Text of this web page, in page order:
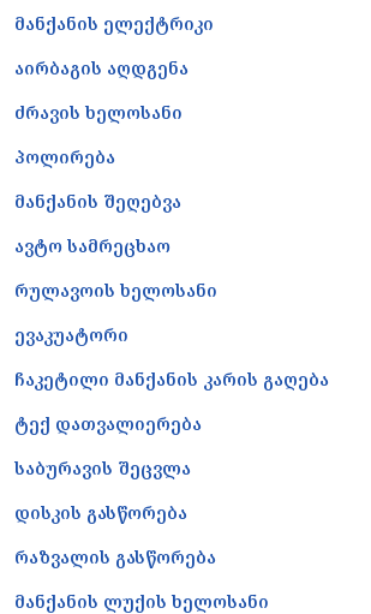
მანქანის ელექტრიკი
აირბაგის აღდგენა
ძრავის ხელოსანი
პოლირება
მანქანის შეღებვა
ავტო სამრეცხაო
რულავოის ხელოსანი
ევაკუატორი
ჩაკეტილი მანქანის კარის გაღება
ტექ დათვალიერება
საბურავის შეცვლა
დისკის გასწორება
რაზვალის გასწორება
მანქანის ლუქის ხელოსანი